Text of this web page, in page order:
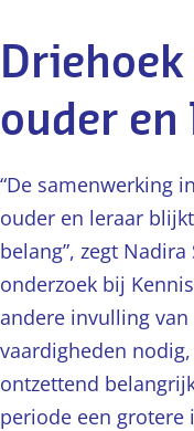
ouder en
“De samenwerking
ouder en leraar
belang”, zegt
onderzoek bij
andere invulling
vaardigheden
ontzettend
periode een grotere